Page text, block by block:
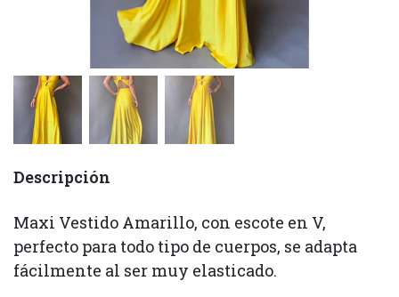
Descripción
Maxi Vestido Amarillo, con escote en V,
perfecto para todo tipo de cuerpos, se adapta
fácilmente al ser muy elasticado.